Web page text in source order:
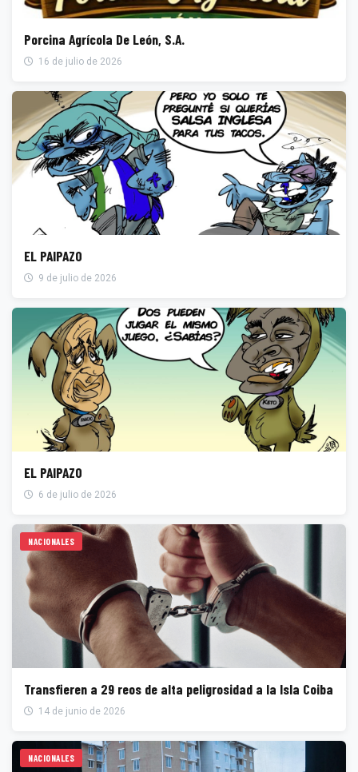
Porcina Agrícola De León, S.A.
16 de julio de 2026
EL PAIPAZO
9 de julio de 2026
EL PAIPAZO
6 de julio de 2026
NACIONALES
Transfieren a 29 reos de alta peligrosidad a la Isla Coiba
14 de junio de 2026
NACIONALES